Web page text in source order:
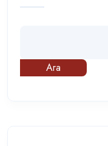
Ara